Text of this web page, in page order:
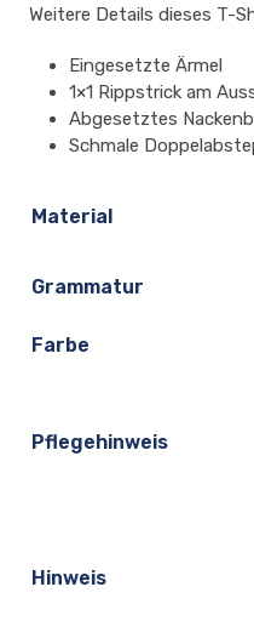
Weitere Details dieses T-
Eingesetzte Ärmel
1×1 Rippstrick am
Abgesetztes
Schmale
Material
Grammatur
Farbe
Pflegehinweis
Hinweis